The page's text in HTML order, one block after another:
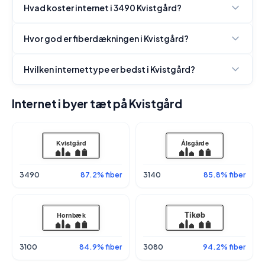
Hvad koster internet i 3490 Kvistgård?
Hvor god er fiberdækningen i Kvistgård?
Hvilken internettype er bedst i Kvistgård?
Internet i byer tæt på Kvistgård
3490 87.2% fiber 3140 85.8% fiber
3100 84.9% fiber 3080 94.2% fiber